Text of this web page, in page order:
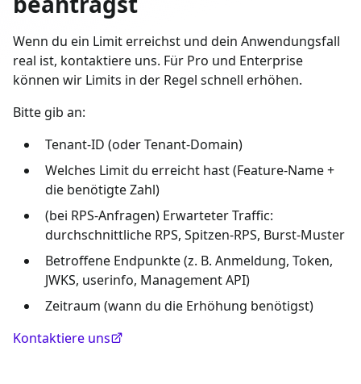
Wenn du ein Limit erreichst und dein Anwendungsfall
real ist, kontaktiere uns. Für Pro und Enterprise
können wir Limits in der Regel schnell erhöhen.
Bitte gib an:
Tenant-ID (oder Tenant-Domain)
Welches Limit du erreicht hast (Feature-Name +
die benötigte Zahl)
(bei RPS-Anfragen) Erwarteter Traffic:
durchschnittliche RPS, Spitzen-RPS, Burst-Muster
Betroffene Endpunkte (z. B. Anmeldung, Token,
JWKS, userinfo, Management API)
Zeitraum (wann du die Erhöhung benötigst)
Kontaktiere uns